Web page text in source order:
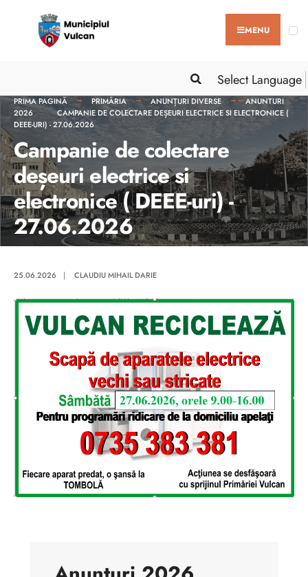
MENU
Select Language
PRIMA PAGINĂ PRIMĂRIA ANUNȚURI DIVERSE
ANUNTURI
2026
CAMPANIE DE COLECTARE DEȘEURI ELECTRICE SI ELECTRONICE (
DEEE-URI) - 27.06.2026
Campanie de colectare
deșeuri electrice si
electronice ( DEEE-uri) -
27.06.2026
25.06.2026 | CLAUDIU MIHAIL DARIE